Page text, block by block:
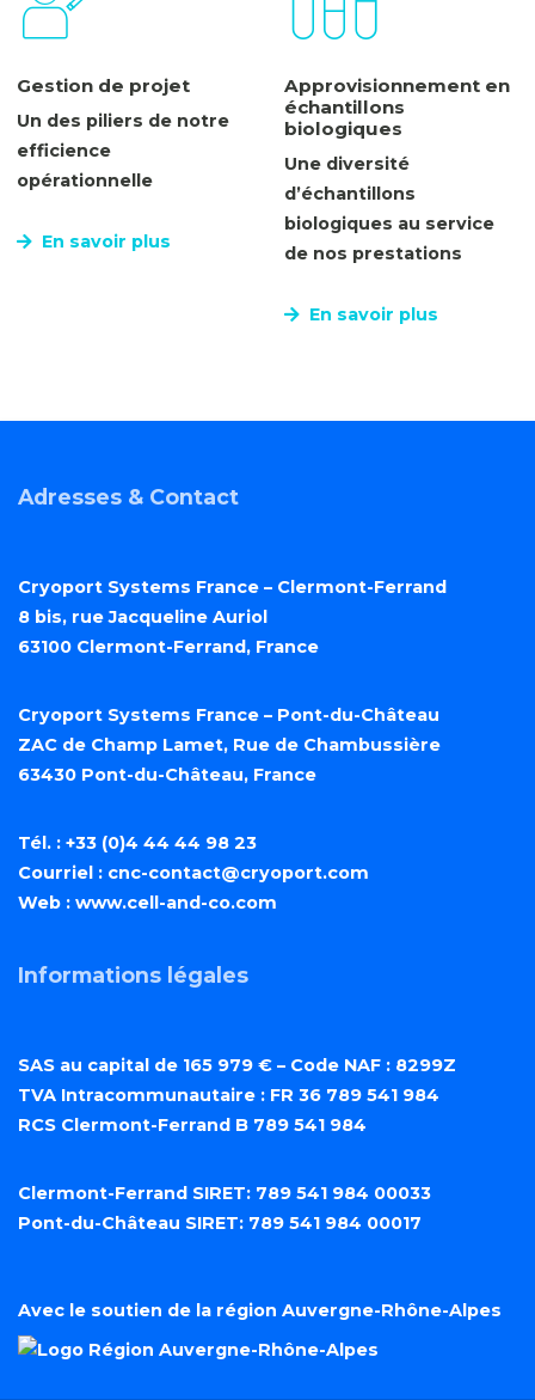
Gestion de projet
Un des piliers de notre
efficience
opérationnelle
En savoir plus
Approvisionnement en
échantillons
biologiques
Une diversité
d’échantillons
biologiques au service
de nos prestations
En savoir plus
Adresses & Contact
Cryoport Systems France – Clermont-Ferrand
8 bis, rue Jacqueline Auriol
63100 Clermont-Ferrand, France
Cryoport Systems France – Pont-du-Château
ZAC de Champ Lamet, Rue de Chambussière
63430 Pont-du-Château, France
Tél. : +33 (0)4 44 44 98 23
Courriel : cnc-contact@cryoport.com
Web : www.cell-and-co.com
Informations légales
SAS au capital de 165 979 € – Code NAF : 8299Z
TVA Intracommunautaire : FR 36 789 541 984
RCS Clermont-Ferrand B 789 541 984
Clermont-Ferrand SIRET: 789 541 984 00033
Pont-du-Château SIRET: 789 541 984 00017
Avec le soutien de la région Auvergne-Rhône-Alpes